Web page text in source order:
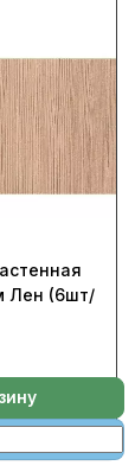
Лен (6шт/